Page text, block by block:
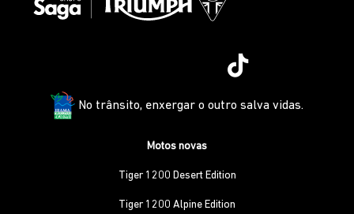
No trânsito, enxergar o outro salva vidas.
Motos novas
Tiger 1200 Desert Edition
Tiger 1200 Alpine Edition